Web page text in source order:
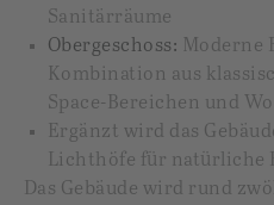
Sanitärräume
Obergeschoss: Moderne
Kombination aus
Space-Bereichen und
Ergänzt wird das
Lichthöfe für natürliche
Das Gebäude wird rund